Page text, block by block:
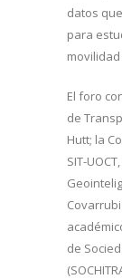
datos
para
El foro
de
Hutt; la
SIT-
de